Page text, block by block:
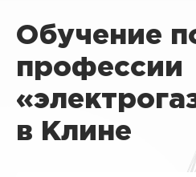
Обучение
профессии
в Клине